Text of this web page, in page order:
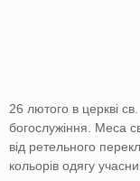
26 лютого в церкві
богослужіння. Меса
від ретельного
кольорів одягу